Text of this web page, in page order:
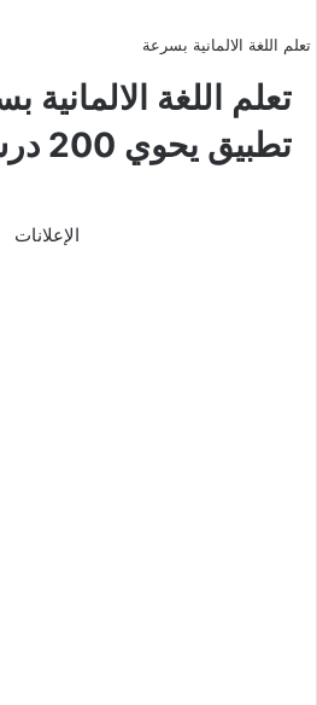
تعلم اللغة الالمانية بسرعة
تعلم اللغة
تطبيق يحوي 200 درس مجاني
الإعلانات